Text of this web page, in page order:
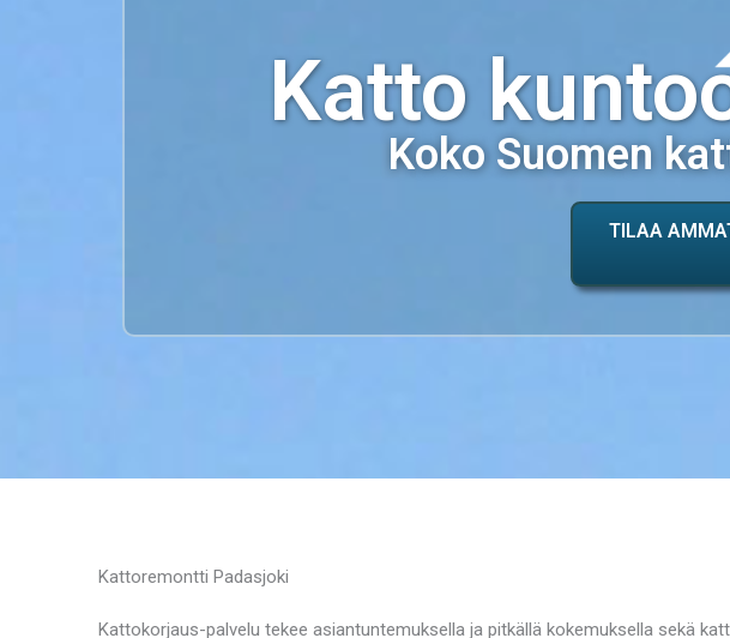
Katto
Koko Suomen
TILAA
Kattoremontti Padasjoki
Kattokorjaus-palvelu tekee asiantuntemuksella ja pitkällä kokemuksella sekä